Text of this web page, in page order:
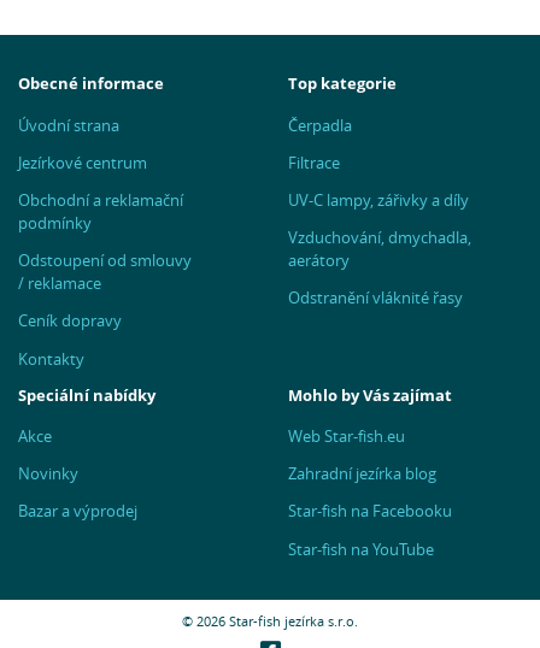
Obecné informace
Úvodní strana
Jezírkové centrum
Obchodní a reklamační
podmínky
Odstoupení od smlouvy
/ reklamace
Ceník dopravy
Kontakty
Top kategorie
Čerpadla
Filtrace
UV-C lampy, zářivky a díly
Vzduchování, dmychadla,
aerátory
Odstranění vláknité řasy
Speciální nabídky
Akce
Novinky
Bazar a výprodej
Mohlo by Vás zajímat
Web Star-fish.eu
Zahradní jezírka blog
Star-fish na Facebooku
Star-fish na YouTube
© 2026 Star-fish jezírka s.r.o.